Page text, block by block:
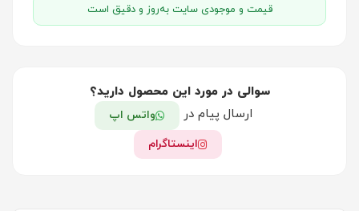
قیمت و موجودی سایت به‌روز و دقیق است
سوالی در مورد این محصول دارید؟
ارسال پیام در
واتس اپ
اینستاگرام